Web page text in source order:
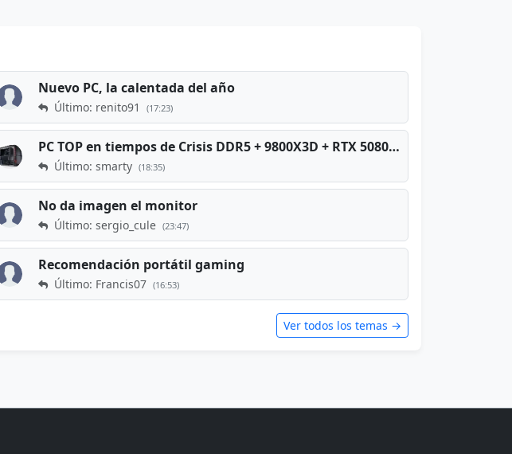
Nuevo PC, la calentada del año
Último: renito91 (17:23)
PC TOP en tiempos de Crisis DDR5 + 9800X3D + RTX 5080 [2026][2400€]
Último: smarty (18:35)
No da imagen el monitor
Último: sergio_cule (23:47)
Recomendación portátil gaming
Último: Francis07 (16:53)
Ver todos los temas →